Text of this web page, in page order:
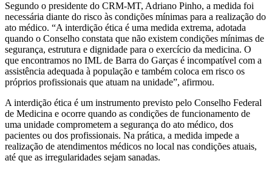
Segundo o presidente do CRM-MT, Adriano Pinho, a medida foi
necessária diante do risco às condições mínimas para a realização do
ato médico. “A interdição ética é uma medida extrema, adotada
quando o Conselho constata que não existem condições mínimas de
segurança, estrutura e dignidade para o exercício da medicina. O
que encontramos no IML de Barra do Garças é incompatível com a
assistência adequada à população e também coloca em risco os
próprios profissionais que atuam na unidade”, afirmou.
A interdição ética é um instrumento previsto pelo Conselho Federal
de Medicina e ocorre quando as condições de funcionamento de
uma unidade comprometem a segurança do ato médico, dos
pacientes ou dos profissionais. Na prática, a medida impede a
realização de atendimentos médicos no local nas condições atuais,
até que as irregularidades sejam sanadas.